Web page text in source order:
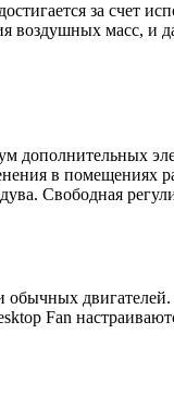
за счет
масс, и
дополнительных
в помещениях
Свободная
Fan